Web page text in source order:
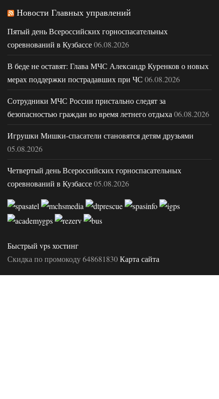
Новости Главных управлений
Пятый день Всероссийских горноспасательных
соревнований в Кузбассе06.08.2026
В беде не оставят: Глава МЧС Александр Куренков о новых
мерах поддержки пострадавших при ЧС 06.08.2026
Сотрудники МЧС России пристально следят за
безопасностью граждан во время летнего отдыха 06.08.2026
Игрушки Мишки-спасатели становятся детям друзьями
05.08.2026
Четвертый день Всероссийских горноспасательных
соревнований в Кузбассе05.08.2026
Быстрый vps хостинг
Скидка по промокоду 648681830Карта сайта